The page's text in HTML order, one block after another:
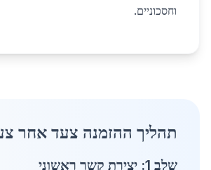
וחסכוניים.
תהליך ההזמנה צעד אחר
שלב 1: יצירת קשר ראשוני